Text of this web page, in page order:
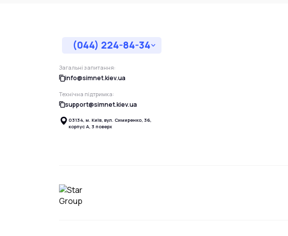
(044) 224-84-34
Загальні запитання:
info@simnet.kiev.ua
Технічна підтримка:
support@simnet.kiev.ua
03134, м. Київ, вул. Симиренко, 36,
корпус А, 3 поверх